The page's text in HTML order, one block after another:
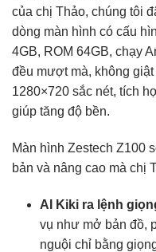
của chị Thảo, chúng tôi
dòng màn hình có cấu
4GB, ROM 64GB, chạy
đều mượt mà, không
1280×720 sắc nét, tích
giúp tăng độ bền.
Màn hình Zestech Z100
bản và nâng cao mà chị
AI Kiki ra lệnh
vụ như mở bản đồ,
nguội chỉ bằng